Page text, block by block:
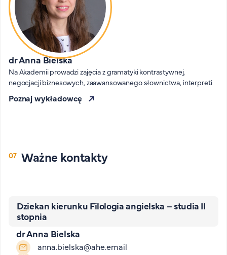
dr Anna Bielska
Na Akademii prowadzi zajęcia z gramatyki kontrastywnej,
negocjacji biznesowych, zaawansowanego słownictwa, interpreti
Poznaj wykładowcę
Ważne kontakty
Dziekan kierunku Filologia angielska – studia II
stopnia
dr Anna Bielska
anna.bielska@ahe.email